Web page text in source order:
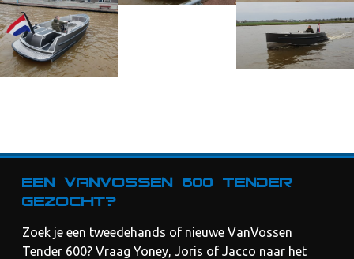
Een VanVossen 600 Tender
gezocht?
Zoek je een tweedehands of nieuwe VanVossen
Tender 600? Vraag Yoney, Joris of Jacco naar het